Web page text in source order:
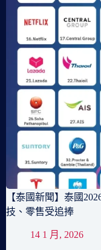
【泰國新聞】泰國
技、零售受追捧
14 1 月, 2026